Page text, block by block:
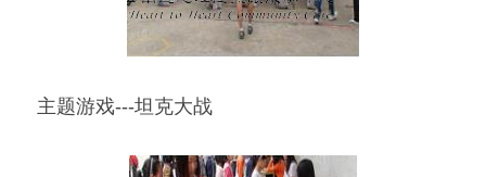
主题游戏---坦克大战